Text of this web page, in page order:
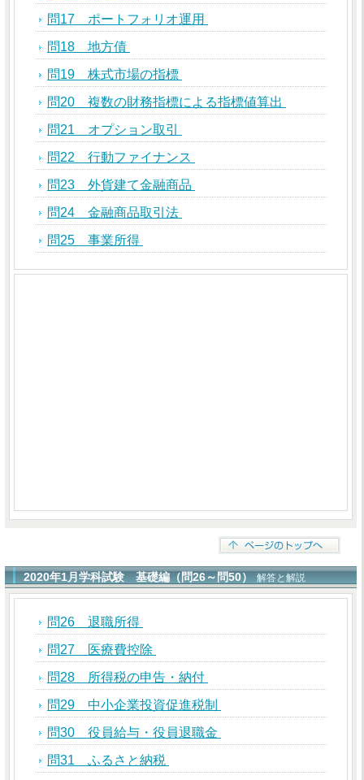
問17 ポートフォリオ運用
問18 地方債
問19 株式市場の指標
問20 複数の財務指標による指標値算出
問21 オプション取引
問22 行動ファイナンス
問23 外貨建て金融商品
問24 金融商品取引法
問25 事業所得
2020年1月学科試験 基礎編（問26～問50） 解答と解説
問26 退職所得
問27 医療費控除
問28 所得税の申告・納付
問29 中小企業投資促進税制
問30 役員給与・役員退職金
問31 ふるさと納税